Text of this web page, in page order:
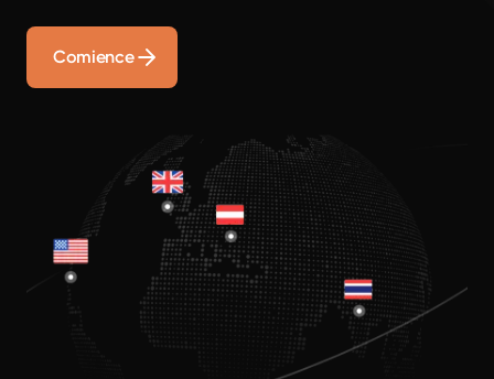
Comience